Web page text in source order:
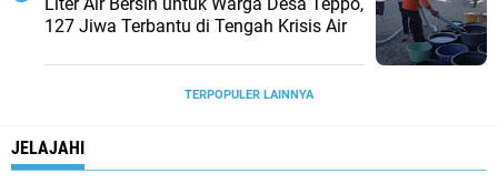
Liter Air Bersih untuk Warga Desa Teppo,
127 Jiwa Terbantu di Tengah Krisis Air
TERPOPULER LAINNYA
JELAJAHI